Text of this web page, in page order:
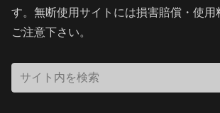
す。無断使用サイトには損害賠償・使用
ご注意下さい。